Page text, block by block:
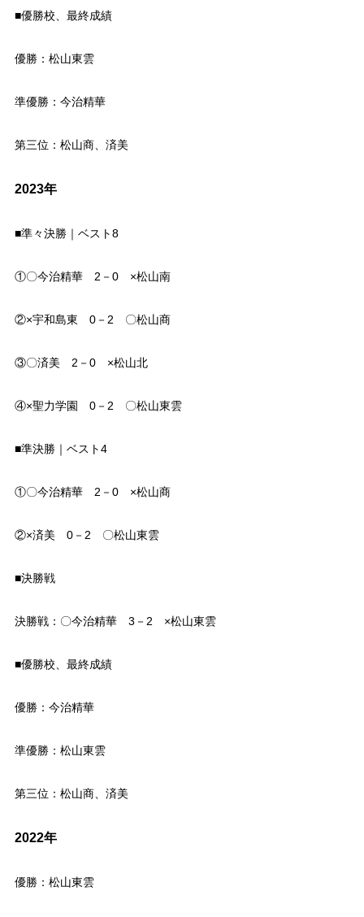
■優勝校、最終成績
優勝：松山東雲
準優勝：今治精華
第三位：松山商、済美
2023年
■準々決勝｜ベスト8
①〇今治精華 2－0 ×松山南
②×宇和島東 0－2 〇松山商
③〇済美 2－0 ×松山北
④×聖力学園 0－2 〇松山東雲
■準決勝｜ベスト4
①〇今治精華 2－0 ×松山商
②×済美 0－2 〇松山東雲
■決勝戦
決勝戦：〇今治精華 3－2 ×松山東雲
■優勝校、最終成績
優勝：今治精華
準優勝：松山東雲
第三位：松山商、済美
2022年
優勝：松山東雲